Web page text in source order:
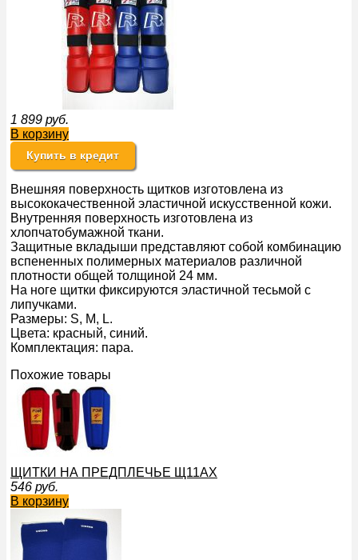
1 899 руб.
В корзину
Купить в кредит
Внешняя поверхность щитков изготовлена из
высококачественной эластичной искусственной кожи.
Внутренняя поверхность изготовлена из
хлопчатобумажной ткани.
Защитные вкладыши представляют собой комбинацию
вспененных полимерных материалов различной
плотности общей толщиной 24 мм.
На ноге щитки фиксируются эластичной тесьмой с
липучками.
Размеры: S, M, L.
Цвета: красный, синий.
Комплектация: пара.
Похожие товары
ЩИТКИ НА ПРЕДПЛЕЧЬЕ Щ11АХ
546 руб.
В корзину